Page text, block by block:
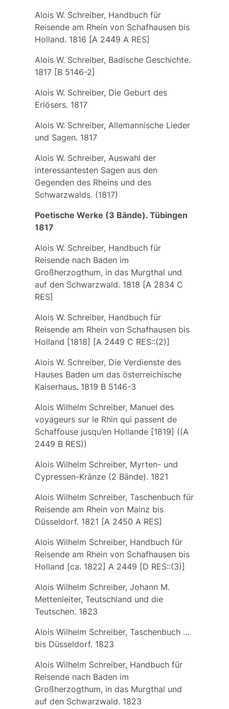
Alois W. Schreiber, Handbuch für
Reisende am Rhein von Schafhausen bis
Holland. 1816 [A 2449 A RES]
Alois W. Schreiber, Badische Geschichte.
1817 [B 5146-2]
Alois W. Schreiber, Die Geburt des
Erlösers. 1817
Alois W. Schreiber, Allemannische Lieder
und Sagen. 1817
Alois W. Schreiber, Auswahl der
interessantesten Sagen aus den
Gegenden des Rheins und des
Schwarzwalds. (1817)
Poetische Werke (3 Bände). Tübingen
1817
Alois W. Schreiber, Handbuch für
Reisende nach Baden im
Großherzogthum, in das Murgthal und
auf den Schwarzwald. 1818 [A 2834 C
RES]
Alois W. Schreiber, Handbuch für
Reisende am Rhein von Schafhausen bis
Holland [1818] [A 2449 C RES::(2)]
Alois W. Schreiber, Die Verdienste des
Hauses Baden um das österreichische
Kaiserhaus. 1819 B 5146-3
Alois Wilhelm Schreiber, Manuel des
voyageurs sur le Rhin qui passent de
Schaffouse jusqu’en Hollande [1819] ((A
2449 B RES))
Alois Wilhelm Schreiber, Myrten- und
Cypressen-Kränze (2 Bände). 1821
Alois Wilhelm Schreiber, Taschenbuch für
Reisende am Rhein von Mainz bis
Düsseldorf. 1821 [A 2450 A RES]
Alois Wilhelm Schreiber, Handbuch für
Reisende am Rhein von Schafhausen bis
Holland [ca. 1822] A 2449 [D RES::(3)]
Alois Wilhelm Schreiber, Johann M.
Mettenleiter, Teutschland und die
Teutschen. 1823
Alois Wilhelm Schreiber, Taschenbuch …
bis Düsseldorf. 1823
Alois Wilhelm Schreiber, Handbuch für
Reisende nach Baden im
Großherzogthum, in das Murgthal und
auf den Schwarzwald. 1823